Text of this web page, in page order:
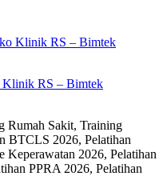
Klinik RS – Bimtek
Rumah Sakit, Training
BTCLS 2026, Pelatihan
2026, Pelatihan
PPRA 2026, Pelatihan